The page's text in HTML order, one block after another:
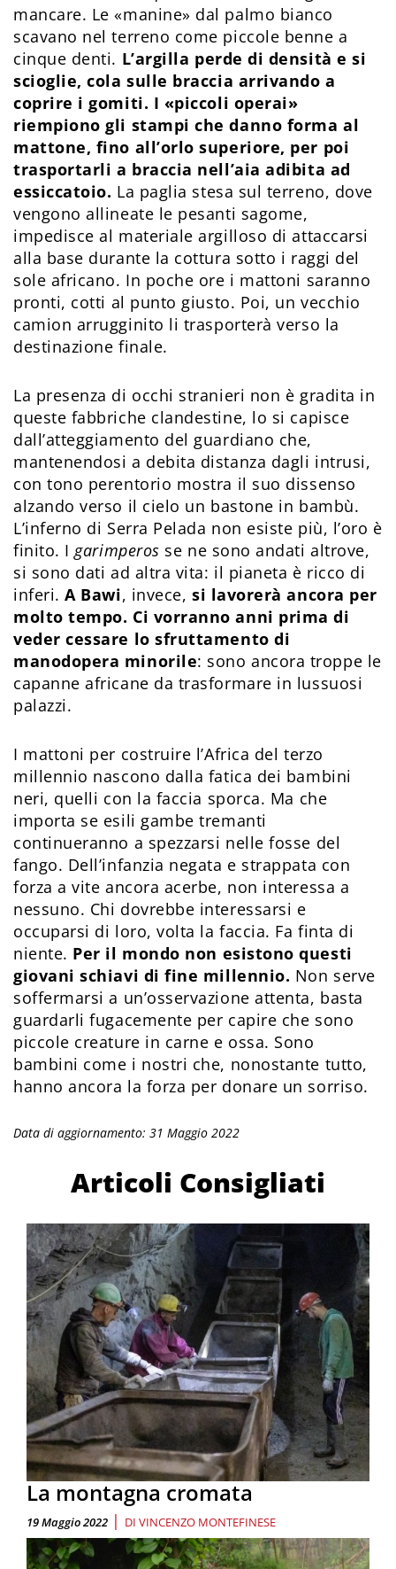
mancare. Le «manine» dal palmo bianco
scavano nel terreno come piccole benne a
cinque denti. L’argilla perde di densità e si
scioglie, cola sulle braccia arrivando a
coprire i gomiti. I «piccoli operai»
riempiono gli stampi che danno forma al
mattone, fino all’orlo superiore, per poi
trasportarli a braccia nell’aia adibita ad
essiccatoio. La paglia stesa sul terreno, dove
vengono allineate le pesanti sagome,
impedisce al materiale argilloso di attaccarsi
alla base durante la cottura sotto i raggi del
sole africano. In poche ore i mattoni saranno
pronti, cotti al punto giusto. Poi, un vecchio
camion arrugginito li trasporterà verso la
destinazione finale.
La presenza di occhi stranieri non è gradita in
queste fabbriche clandestine, lo si capisce
dall’atteggiamento del guardiano che,
mantenendosi a debita distanza dagli intrusi,
con tono perentorio mostra il suo dissenso
alzando verso il cielo un bastone in bambù.
L’inferno di Serra Pelada non esiste più, l’oro è
finito. Igarimperos se ne sono andati altrove,
si sono dati ad altra vita: il pianeta è ricco di
inferi.A Bawi, invece, si lavorerà ancora per
molto tempo. Ci vorranno anni prima di
veder cessare lo sfruttamento di
manodopera minorile: sono ancora troppe le
capanne africane da trasformare in lussuosi
palazzi.
I mattoni per costruire l’Africa del terzo
millennio nascono dalla fatica dei bambini
neri, quelli con la faccia sporca. Ma che
importa se esili gambe tremanti
continueranno a spezzarsi nelle fosse del
fango. Dell’infanzia negata e strappata con
forza a vite ancora acerbe, non interessa a
nessuno. Chi dovrebbe interessarsi e
occuparsi di loro, volta la faccia. Fa finta di
niente. Per il mondo non esistono questi
giovani schiavi di fine millennio. Non serve
soffermarsi a un’osservazione attenta, basta
guardarli fugacemente per capire che sono
piccole creature in carne e ossa. Sono
bambini come i nostri che, nonostante tutto,
hanno ancora la forza per donare un sorriso.
Data di aggiornamento: 31 Maggio 2022
Articoli Consigliati
La montagna cromata
19 Maggio 2022 | DI VINCENZO MONTEFINESE